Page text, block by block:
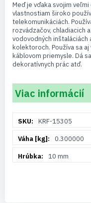
Meď je vďaka svojim
vlastnostiam široko
telekomunikáciách.
rozvádzačov, chladiacich
vodovodných inštaláciách
kolektoroch. Používa sa
káblovom priemysle. Dá
dekoratívnych prác atď.
Viac informácií
informáciíKRF-15305
0.300000
10 mm